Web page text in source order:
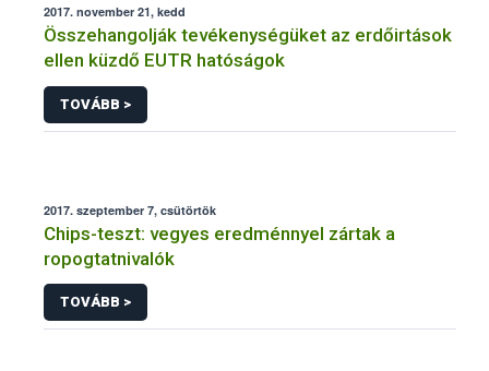
2017. november 21, kedd
Összehangolják tevékenységüket az erdőirtások
ellen küzdő EUTR hatóságok
TOVÁBB >
2017. szeptember 7, csütörtök
Chips-teszt: vegyes eredménnyel zártak a
ropogtatnivalók
TOVÁBB >